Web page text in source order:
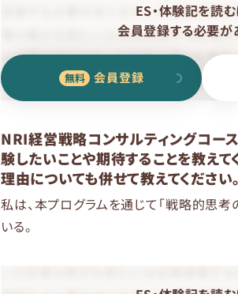
ES・体験記を読む
会員登録する必要が
会員登録
NRI経営戦略コンサルティングコー
験したいことや期待することを教えて
理由についても併せて教えてください
私は、本プログラムを通じて「戦略的思
いる。